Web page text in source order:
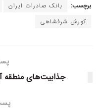
برچسب: بانک صادرات ایران
کورش شرفشاهی
جذابیت‌های منطقه